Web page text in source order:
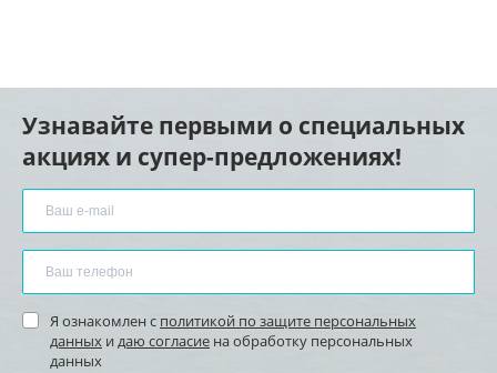
Узнавайте первыми о специальных
акциях и супер-предложениях!
Я ознакомлен с политикой по защите персональных
данных и даю согласие на обработку персональных
данных